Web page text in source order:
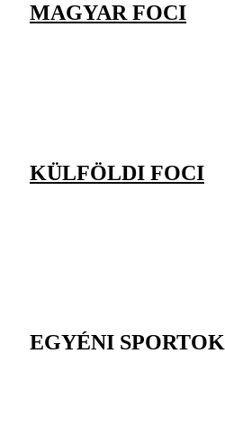
MAGYAR FOCI
KÜLFÖLDI FOCI
EGYÉNI SPORTOK